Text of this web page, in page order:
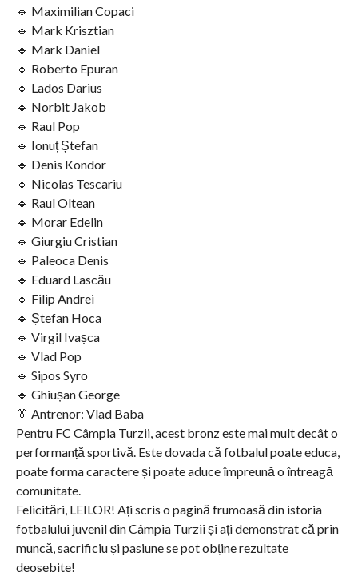
🔹 Maximilian Copaci
🔹 Mark Krisztian
🔹 Mark Daniel
🔹 Roberto Epuran
🔹 Lados Darius
🔹 Norbit Jakob
🔹 Raul Pop
🔹 Ionuț Ștefan
🔹 Denis Kondor
🔹 Nicolas Tescariu
🔹 Raul Oltean
🔹 Morar Edelin
🔹 Giurgiu Cristian
🔹 Paleoca Denis
🔹 Eduard Lascău
🔹 Filip Andrei
🔹 Ștefan Hoca
🔹 Virgil Ivașca
🔹 Vlad Pop
🔹 Sipos Syro
🔹 Ghiușan George
👔 Antrenor: Vlad Baba
Pentru FC Câmpia Turzii, acest bronz este mai mult decât o
performanță sportivă. Este dovada că fotbalul poate educa,
poate forma caractere și poate aduce împreună o întreagă
comunitate.
Felicitări, LEILOR! Ați scris o pagină frumoasă din istoria
fotbalului juvenil din Câmpia Turzii și ați demonstrat că prin
muncă, sacrificiu și pasiune se pot obține rezultate
deosebite!